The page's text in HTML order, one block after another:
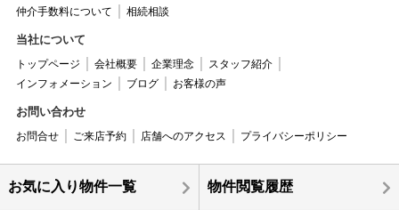
仲介手数料について
相続相談
当社について
トップページ 会社概要 企業理念
スタッフ紹介
インフォメーション
ブログ お客様の声
お問い合わせ
お問合せ ご来店予約 店舗へのアクセス プライバシーポリシー
お気に入り物件一覧 物件閲覧履歴